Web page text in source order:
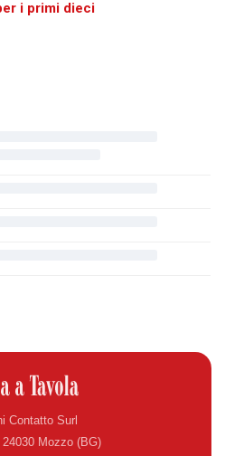
i primi dieci
Contatto Surl
Mozzo (BG)